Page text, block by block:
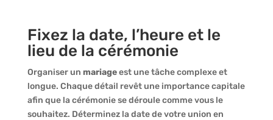
Fixez la date, l’heure et le
lieu de la cérémonie
Organiser un mariageest une tâche complexe et
longue. Chaque détail revêt une importance capitale
afin que la cérémonie se déroule comme vous le
souhaitez. Déterminez la date de votre union en